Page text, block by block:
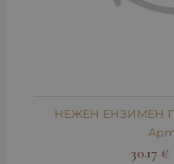
НЕЖЕН ЕНЗИМЕН
30.17 €